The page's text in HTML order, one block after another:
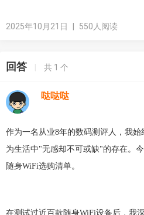
2025年10月21日 550人阅读
回答 | 共 1 个
哒哒哒
作为一名从业8年的数码测评人，我
为生活中"无感却不可或缺"的存在。
随身WiFi选购清单。
在测试过近百款随身WiFi设备后，我